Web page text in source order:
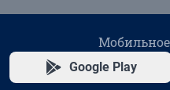
Google Play